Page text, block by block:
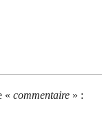
« commentaire » :